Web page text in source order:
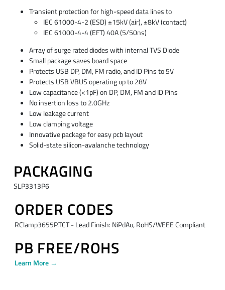
Transient protection for high-speed data lines to
IEC 61000-4-2 (ESD) ±15kV (air), ±8kV (contact)
IEC 61000-4-4 (EFT) 40A (5/50ns)
Array of surge rated diodes with internal TVS Diode
Small package saves board space
Protects USB DP, DM, FM radio, and ID Pins to 5V
Protects USB VBUS operating up to 28V
Low capacitance (<1pF) on DP, DM, FM and ID Pins
No insertion loss to 2.0GHz
Low leakage current
Low clamping voltage
Innovative package for easy pcb layout
Solid-state silicon-avalanche technology
PACKAGING
SLP3313P6
ORDER CODES
RClamp3655P.TCT - Lead Finish: NiPdAu, RoHS/WEEE Compliant
PB FREE/ROHS
Learn More →